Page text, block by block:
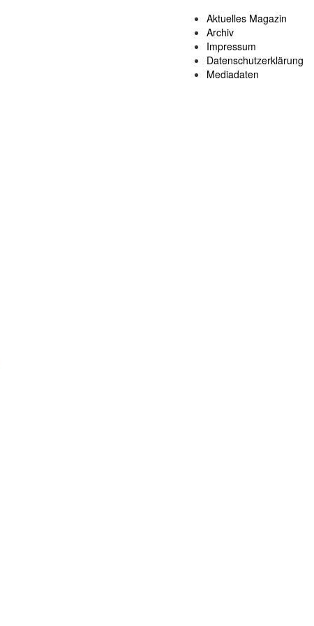
Aktuelles Magazin
Archiv
Impressum
Datenschutzerklärung
Mediadaten